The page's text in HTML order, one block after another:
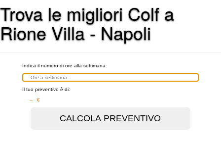
Trova le migliori Colf a
Rione Villa - Napoli
Indica il numero di ore alla settimana:
Il tuo preventivo è di:
– €